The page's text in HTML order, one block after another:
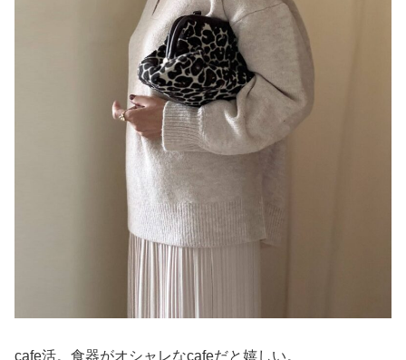
cafe活。食器がオシャレなcafeだと嬉しい。